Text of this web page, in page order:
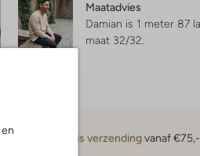
Maatadvies
Damian is 1 meter 87
maat 32/32.
Gratis verzendingvanaf €75,-